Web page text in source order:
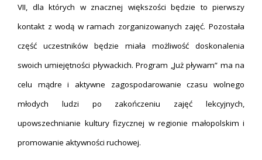
VII, dla których w znacznej większości będzie to pierwszy
kontakt z wodą w ramach zorganizowanych zajęć. Pozostała
część uczestników będzie miała możliwość doskonalenia
swoich umiejętności pływackich. Program „Już pływam” ma na
celu mądre i aktywne zagospodarowanie czasu wolnego
młodych ludzi po zakończeniu zajęć lekcyjnych,
upowszechnianie kultury fizycznej w regionie małopolskim i
promowanie aktywności ruchowej.